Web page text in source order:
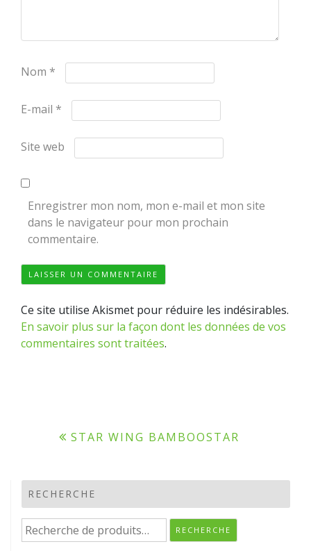
Nom *
E-mail *
Site web
Enregistrer mon nom, mon e-mail et mon site
dans le navigateur pour mon prochain
commentaire.
Ce site utilise Akismet pour réduire les indésirables.
En savoir plus sur la façon dont les données de vos
commentaires sont traitées.
Navigation
l’article
STAR WING BAMBOOSTAR
RECHERCHE
Recherche
pour :
RECHERCHE